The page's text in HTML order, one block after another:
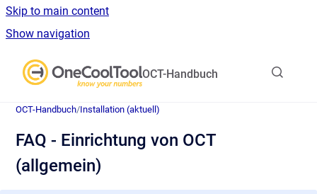
Skip to main content
Show navigation
OCT-Handbuch
OCT-Handbuch/Installation (aktuell)
FAQ - Einrichtung von OCT
(allgemein)